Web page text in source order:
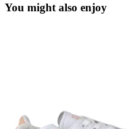
You might also enjoy